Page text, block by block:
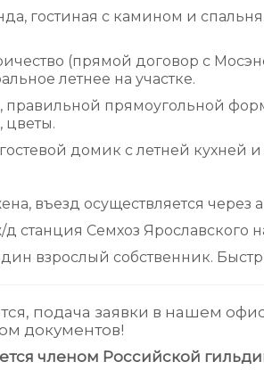
гостиная с камином и
(прямой договор с
летнее на участке.
правильной прямоугольной
цветы.
домик с летней кухней
въезд осуществляется через
станция Семхоз Ярославского
взрослый собственник.
подача заявки в нашем
документов!
членом Российской